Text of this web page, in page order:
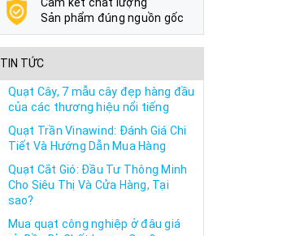
Sản phẩm đúng nguồn gốc
TIN TỨC
Quạt Cây, 7 mẫu cây đẹp hàng đầu
của các thương hiệu nổi tiếng
Quạt Trần Vinawind: Đánh Giá Chi
Tiết Và Hướng Dẫn Mua Hàng
Quạt Cắt Gió: Đầu Tư Thông Minh
Cho Siêu Thị Và Cửa Hàng, Tại
sao?
Mua quạt công nghiệp ở đâu giá